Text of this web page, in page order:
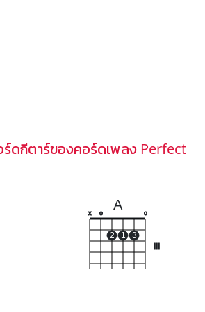
ร์ดกีตาร์ของคอร์ดเพลง Perfect
A
x o
2 1 3
o